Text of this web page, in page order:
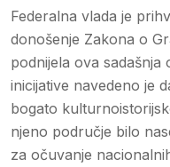
Federalna vlada je
donošenje Zakona o
podnijela ova
inicijative navedeno je
bogato
njeno područje bilo
za očuvanje